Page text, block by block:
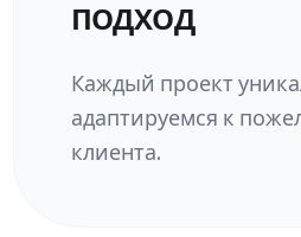
ПОДХОД
Каждый проект
адаптируемся к
клиента.